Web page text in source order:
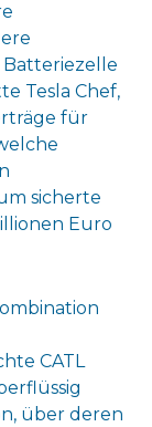
Tesla Chef,
für
sicherte
Euro
CATL
über deren